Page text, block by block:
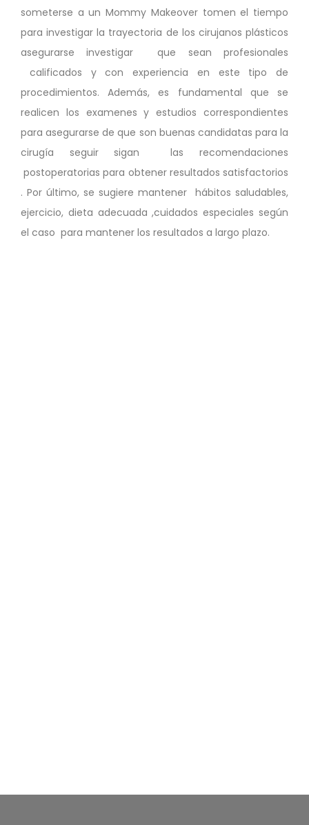
someterse a un Mommy Makeover tomen el tiempo
para investigar la trayectoria de los cirujanos plásticos
asegurarse investigar que sean profesionales
calificados y con experiencia en este tipo de
procedimientos. Además, es fundamental que se
realicen los examenes y estudios correspondientes
para asegurarse de que son buenas candidatas para la
cirugía seguir sigan las recomendaciones
postoperatorias para obtener resultados satisfactorios
. Por último, se sugiere mantener hábitos saludables,
ejercicio, dieta adecuada ,cuidados especiales según
el caso para mantener los resultados a largo plazo.